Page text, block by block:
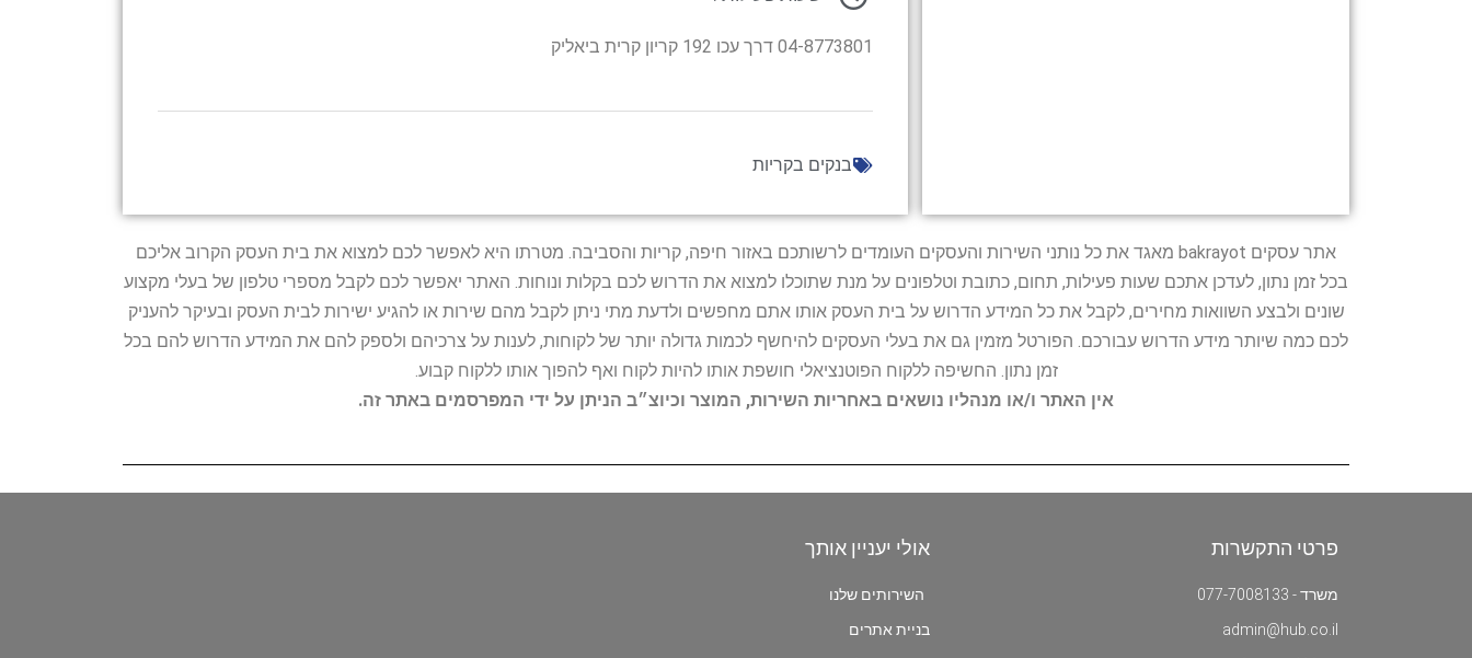
04-8773801 דרך עכו 192 קריון קרית ביאליק
בנקים בקריות
אתר עסקים bakrayot מאגד את כל נותני השירות והעסקים העומדים לרשותכם באזור חיפה, קריות והסביבה. מטרתו היא לאפשר לכם למצוא את בית העסק הקרוב אליכם
בכל זמן נתון, לעדכן אתכם שעות פעילות, תחום, כתובת וטלפונים על מנת שתוכלו למצוא את הדרוש לכם בקלות ונוחות. האתר יאפשר לכם לקבל מספרי טלפון של בעלי מקצוע
שונים ולבצע השוואות מחירים, לקבל את כל המידע הדרוש על בית העסק אותו אתם מחפשים ולדעת מתי ניתן לקבל מהם שירות או להגיע ישירות לבית העסק ובעיקר להעניק
לכם כמה שיותר מידע הדרוש עבורכם. הפורטל מזמין גם את בעלי העסקים להיחשף לכמות גדולה יותר של לקוחות, לענות על צרכיהם ולספק להם את המידע הדרוש להם בכל
זמן נתון. החשיפה ללקוח הפוטנציאלי חושפת אותו להיות לקוח ואף להפוך אותו ללקוח קבוע.
אין האתר ו/או מנהליו נושאים באחריות השירות, המוצר וכיוצ״ב הניתן על ידי המפרסמים באתר זה.
פרטי התקשרות
משרד - 077-7008133
admin@hub.co.il
אולי יעניין אותך
השירותים שלנו
בניית אתרים